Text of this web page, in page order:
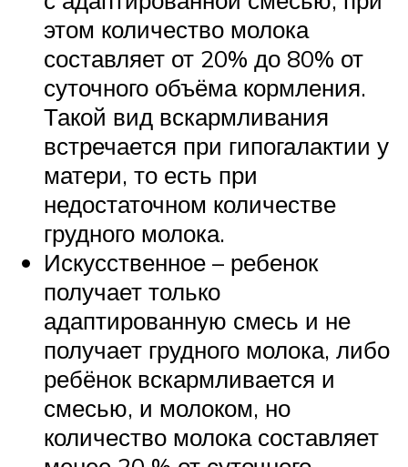
этом количество молока
составляет от 20% до 80% от
суточного объёма кормления.
Такой вид вскармливания
встречается при гипогалактии у
матери, то есть при
недостаточном количестве
грудного молока.
Искусственное – ребенок
получает только
адаптированную смесь и не
получает грудного молока, либо
ребёнок вскармливается и
смесью, и молоком, но
количество молока составляет